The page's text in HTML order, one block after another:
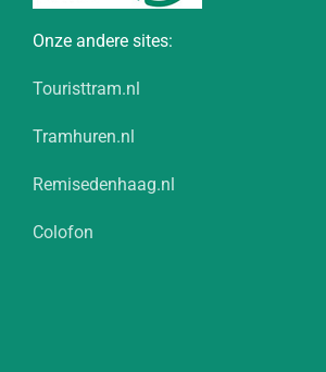
Onze andere sites:
Touristtram.nl
Tramhuren.nl
Remisedenhaag.nl
Colofon